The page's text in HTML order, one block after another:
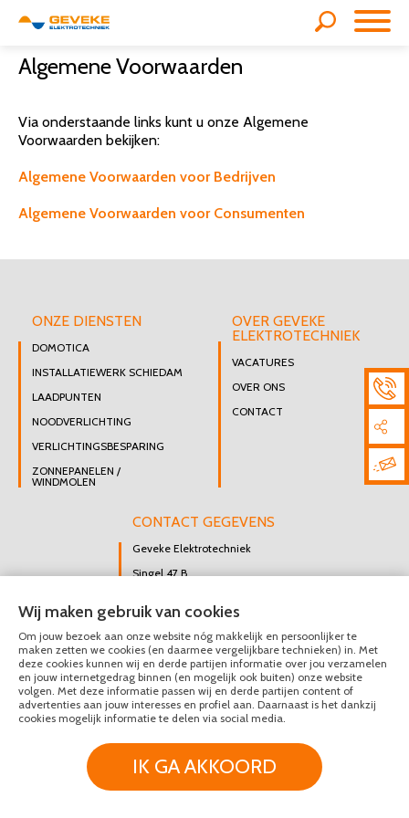
Algemene Voorwaarden
Via onderstaande links kunt u onze Algemene
Voorwaarden bekijken:
Algemene Voorwaarden voor Bedrijven
Algemene Voorwaarden voor Consumenten
ONZE DIENSTEN
DOMOTICA
INSTALLATIEWERK SCHIEDAM
LAADPUNTEN
NOODVERLICHTING
VERLICHTINGSBESPARING
ZONNEPANELEN /
WINDMOLEN
OVER GEVEKE
ELEKTROTECHNIEK
VACATURES
OVER ONS
CONTACT
CONTACT GEGEVENS
Geveke Elektrotechniek
Singel 47 B
OPNEMEN
010 426 8447
MAIL ONS
Privacy & Disclaimer
Algemene Voorwaarden
Wij maken gebruik van cookies
Om jouw bezoek aan onze website nóg makkelijk en persoonlijker te
maken zetten we cookies (en daarmee vergelijkbare technieken) in. Met
deze cookies kunnen wij en derde partijen informatie over jou verzamelen
en jouw internetgedrag binnen (en mogelijk ook buiten) onze website
volgen. Met deze informatie passen wij en derde partijen content of
advertenties aan jouw interesses en profiel aan. Daarnaast is het dankzij
cookies mogelijk informatie te delen via social media.
IK GA AKKOORD